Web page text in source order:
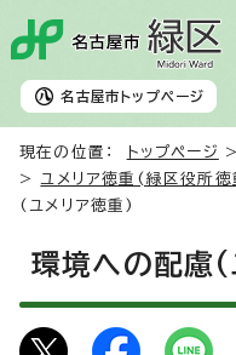
名古屋市 トップページ
現在の位置： トップページ
>
ユメリア徳重(緑区役所徳
(ユメリア徳重)
環境への配慮(